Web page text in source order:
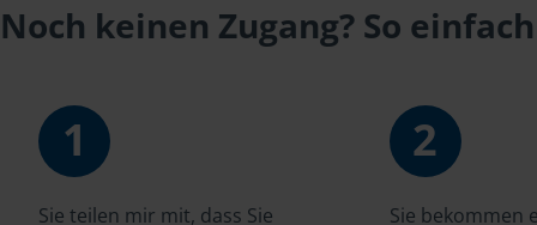
Noch keinen Zugang? So
1
Sie teilen mir mit, dass Sie
2
Sie bekommen